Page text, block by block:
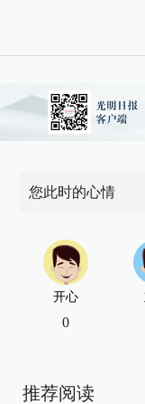
您此时的心情
开心
0
推荐阅读